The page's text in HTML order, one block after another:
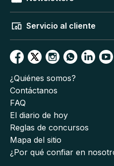
Servicio al cliente
¿Quiénes somos?
Contáctanos
FAQ
El diario de hoy
Reglas de concursos
Mapa del sitio
¿Por qué confiar en